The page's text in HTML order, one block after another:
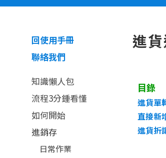
回使用手冊
聯絡我們
知識懶人包
流程3分鍾看懂
如何開始
進銷存
日常作業
進
目錄
進貨單
直接新
進貨折